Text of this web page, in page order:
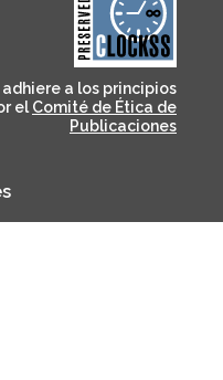
CLOCKSS is a dak archive
that ensures the long-
term survival of web-
based scholary
publications, governed by
a los principios
el Comité de Ética de
Publicaciones